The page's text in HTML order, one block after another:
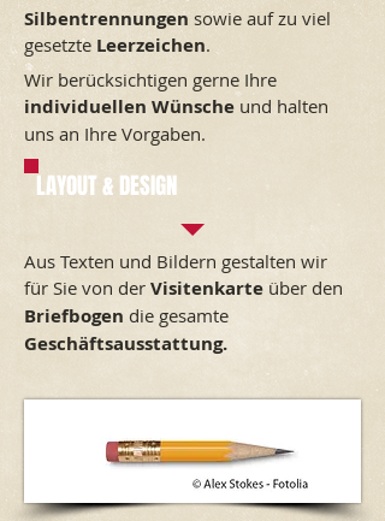
Silbentrennungen sowie auf zu viel
gesetzte Leerzeichen.
Wir berücksichtigen gerne Ihre
individuellen Wünsche und halten
uns an Ihre Vorgaben.
LAYOUT & DESIGN
Aus Texten und Bildern gestalten wir
für Sie von der Visitenkarte über den
Briefbogen die gesamte
Geschäftsausstattung.